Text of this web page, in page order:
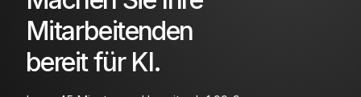
Mitarbeitenden
bereit für KI.